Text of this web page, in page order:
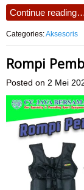
Continue reading…
Categories:Aksesoris
Rompi
Posted on 2 Mei